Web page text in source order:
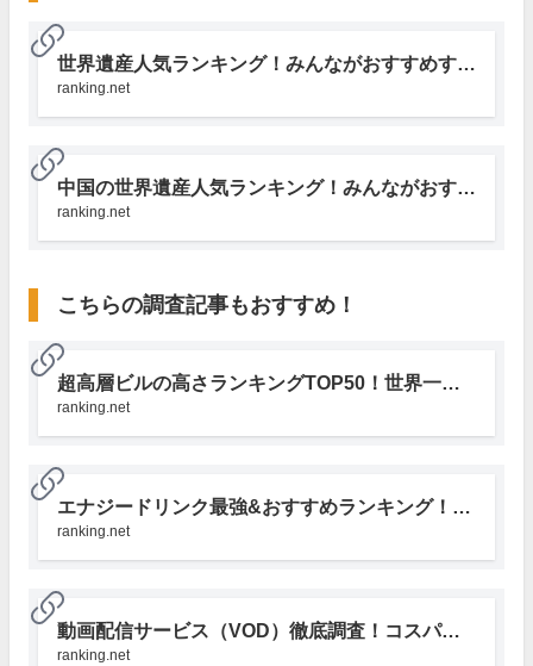
世界遺産人気ランキング！みんながおすすめする場所は？｜みんなのランキング
ranking.net
中国の世界遺産人気ランキング！みんながおすすめする場所は？｜みんなのランキング
ranking.net
こちらの調査記事もおすすめ！
超高層ビルの高さランキングTOP50！世界一高いビル・建物は？｜みんなのランキング
ranking.net
エナジードリンク最強&おすすめランキング！人気投票&カフェイン含有量で比較｜みんなのランキング
ranking.net
動画配信サービス（VOD）徹底調査！コスパ比較や満足度＆ジャンル別おすすめランキング｜みんなのランキング
ranking.net